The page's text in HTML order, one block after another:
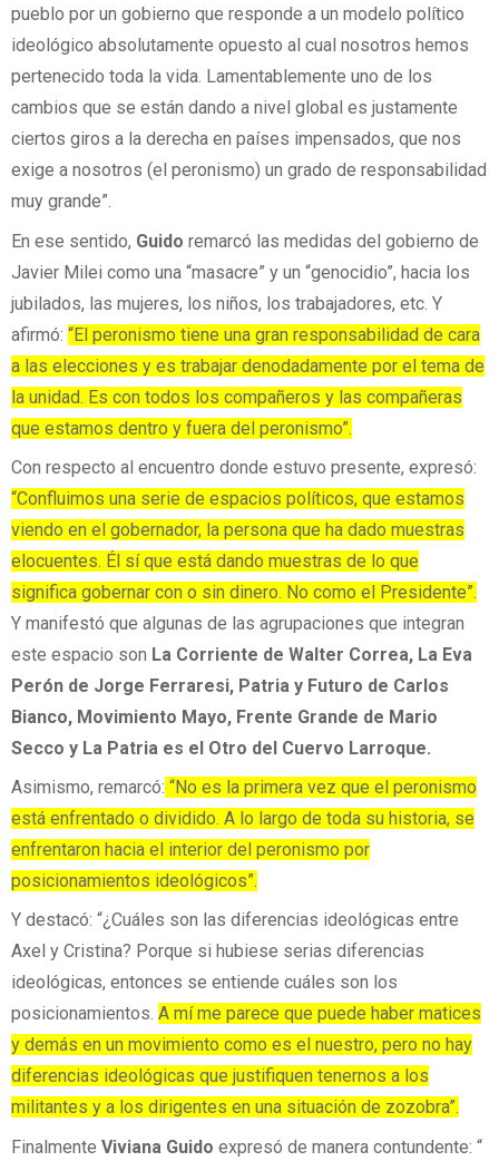
pueblo por un gobierno que responde a un modelo político
ideológico absolutamente opuesto al cual nosotros hemos
pertenecido toda la vida. Lamentablemente uno de los
cambios que se están dando a nivel global es justamente
ciertos giros a la derecha en países impensados, que nos
exige a nosotros (el peronismo) un grado de responsabilidad
muy grande”.
En ese sentido, Guido remarcó las medidas del gobierno de
Javier Milei como una “masacre” y un “genocidio”, hacia los
jubilados, las mujeres, los niños, los trabajadores, etc. Y
afirmó: “El peronismo tiene una gran responsabilidad de cara
a las elecciones y es trabajar denodadamente por el tema de
la unidad. Es con todos los compañeros y las compañeras
que estamos dentro y fuera del peronismo”.
Con respecto al encuentro donde estuvo presente, expresó:
“Confluimos una serie de espacios políticos, que estamos
viendo en el gobernador, la persona que ha dado muestras
elocuentes. Él sí que está dando muestras de lo que
significa gobernar con o sin dinero. No como el Presidente”.
Y manifestó que algunas de las agrupaciones que integran
este espacio son La Corriente de Walter Correa, La Eva
Perón de Jorge Ferraresi, Patria y Futuro de Carlos
Bianco, Movimiento Mayo, Frente Grande de Mario
Secco y La Patria es el Otro del Cuervo Larroque.
Asimismo, remarcó: “No es la primera vez que el peronismo
está enfrentado o dividido. A lo largo de toda su historia, se
enfrentaron hacia el interior del peronismo por
posicionamientos ideológicos”.
Y destacó: “¿Cuáles son las diferencias ideológicas entre
Axel y Cristina? Porque si hubiese serias diferencias
ideológicas, entonces se entiende cuáles son los
posicionamientos. A mí me parece que puede haber matices
y demás en un movimiento como es el nuestro, pero no hay
diferencias ideológicas que justifiquen tenernos a los
militantes y a los dirigentes en una situación de zozobra”.
Finalmente Viviana Guido expresó de manera contundente: “